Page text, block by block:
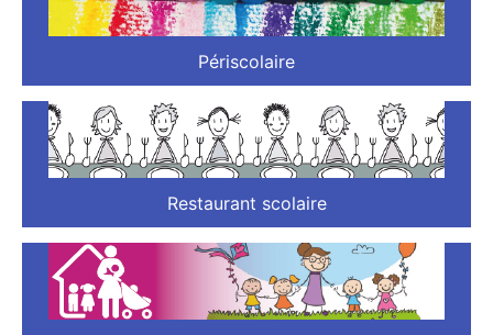
Périscolaire
Restaurant scolaire